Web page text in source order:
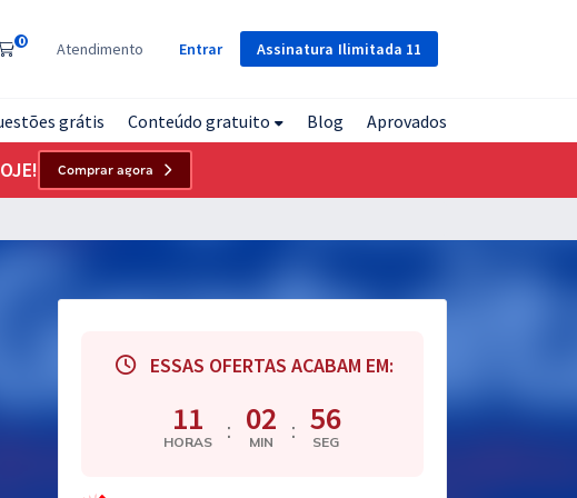
Assinatura Ilimitada 11
0 Atendimento Entrar
grátis Conteúdo gratuito Blog Aprovados
Comprar agora
ESSAS OFERTAS ACABAM EM:
11
HORAS : 02
MIN : 55
SEG